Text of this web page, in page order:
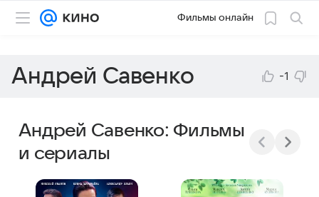
Фильмы онлайн
Андрей Савенко -1
Андрей Савенко: Фильмы
и сериалы